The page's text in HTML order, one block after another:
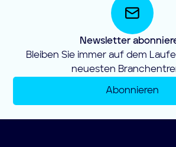
Newsletter
Bleiben Sie immer auf dem
neuesten
Abonnieren